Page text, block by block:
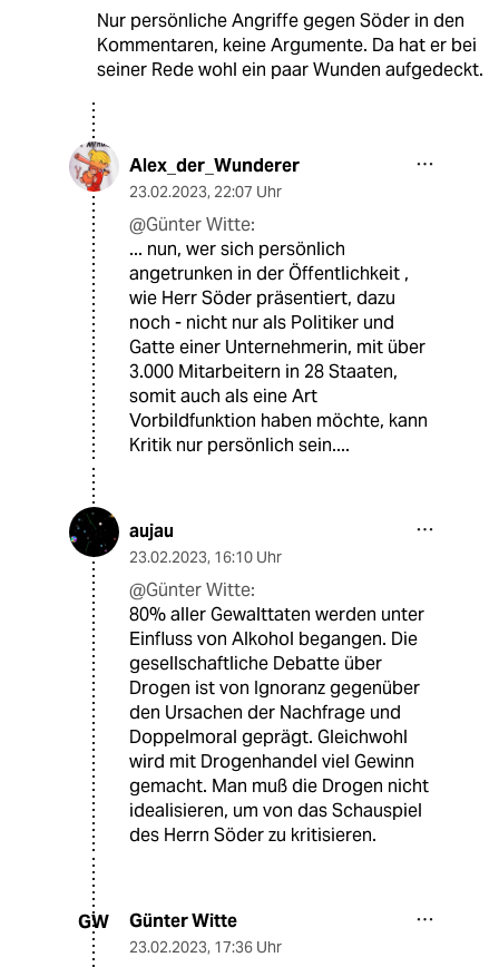
Nur persönliche Angriffe gegen Söder in den
Kommentaren, keine Argumente. Da hat er bei
seiner Rede wohl ein paar Wunden aufgedeckt.
Alex_der_Wunderer
23.02.2023, 22:07 Uhr
@Günter Witte:
... nun, wer sich persönlich
angetrunken in der Öffentlichkeit ,
wie Herr Söder präsentiert, dazu
noch - nicht nur als Politiker und
Gatte einer Unternehmerin, mit über
3.000 Mitarbeitern in 28 Staaten,
somit auch als eine Art
Vorbildfunktion haben möchte, kann
Kritik nur persönlich sein....
aujau
23.02.2023, 16:10 Uhr
@Günter Witte:
80% aller Gewalttaten werden unter
Einfluss von Alkohol begangen. Die
gesellschaftliche Debatte über
Drogen ist von Ignoranz gegenüber
den Ursachen der Nachfrage und
Doppelmoral geprägt. Gleichwohl
wird mit Drogenhandel viel Gewinn
gemacht. Man muß die Drogen nicht
idealisieren, um von das Schauspiel
des Herrn Söder zu kritisieren.
GW Günter Witte
23.02.2023, 17:36 Uhr